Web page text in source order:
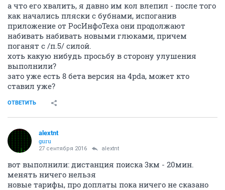
а что его хвалить, я давно им кол влепил - после того
как начались пляски с бубнами, испоганив
приложение от РосИнфоТеха они продолжают
набивать набивать новыми глюками, причем
поганят с /п.5/ силой.
хоть какую нибудь просьбу в сторону улушения
выполнили?
зато уже есть 8 бета версия на 4pda, может кто
ставил уже?
ОТВЕТИТЬ
alextnt
guru
27 сентября 2016 alextnt
вот выполнили: дистанция поиска 3км - 20мин.
менять ничего нельзя
новые тарифы, про доплаты пока ничего не сказано